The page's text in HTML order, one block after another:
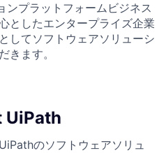
プラットフォームビジネス
としたエンタープライズ企業
してソフトウェアソリューシ
きます。
UiPath
のソフトウェアソリュ